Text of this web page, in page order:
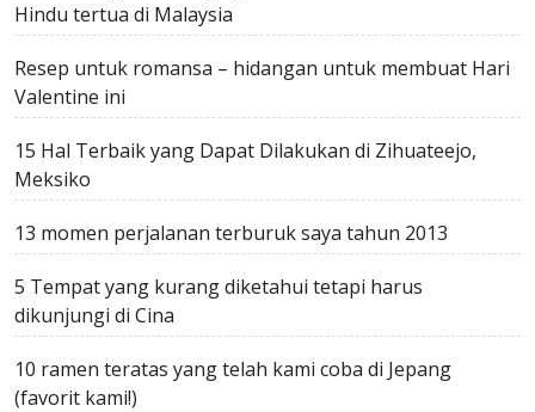
Hindu tertua di Malaysia
Resep untuk romansa – hidangan untuk membuat Hari
Valentine ini
15 Hal Terbaik yang Dapat Dilakukan di Zihuateejo,
Meksiko
13 momen perjalanan terburuk saya tahun 2013
5 Tempat yang kurang diketahui tetapi harus
dikunjungi di Cina
10 ramen teratas yang telah kami coba di Jepang
(favorit kami!)